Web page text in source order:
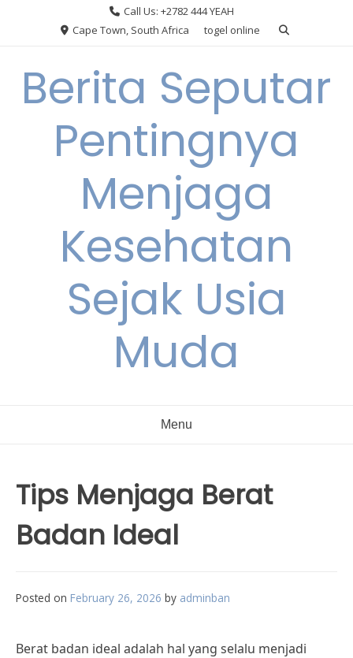
Call Us: +2782 444 YEAH
Cape Town, South Africa
togel online
Berita Seputar
Pentingnya
Menjaga
Kesehatan
Sejak Usia
Muda
Menu
Tips Menjaga Berat
Badan Ideal
Posted on February 26, 2026 by adminban
Berat badan ideal adalah hal yang selalu menjadi